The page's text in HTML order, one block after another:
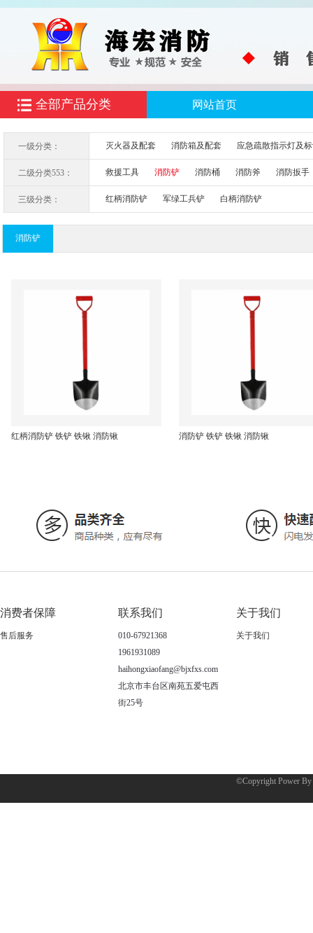
全部产品分类 网站首页
一级分类： 灭火器及配套 消防箱及配套 应急疏散指示灯及
二级分类553： 救援工具 消防铲 消防桶 消防斧 消防扳手
三级分类： 红柄消防铲 军绿工兵铲 白柄消防铲
消防铲
红柄消防铲 铁铲 铁锹 消防锹 消防铲 铁铲 铁锹 消防锹
消费者保障
售后服务
联系我们
010-67921368
1961931089
haihongxiaofang@bjxfxs.com
北京市丰台区南苑五爱屯西
街25号
关于我们
关于我们
©Copyright Power By